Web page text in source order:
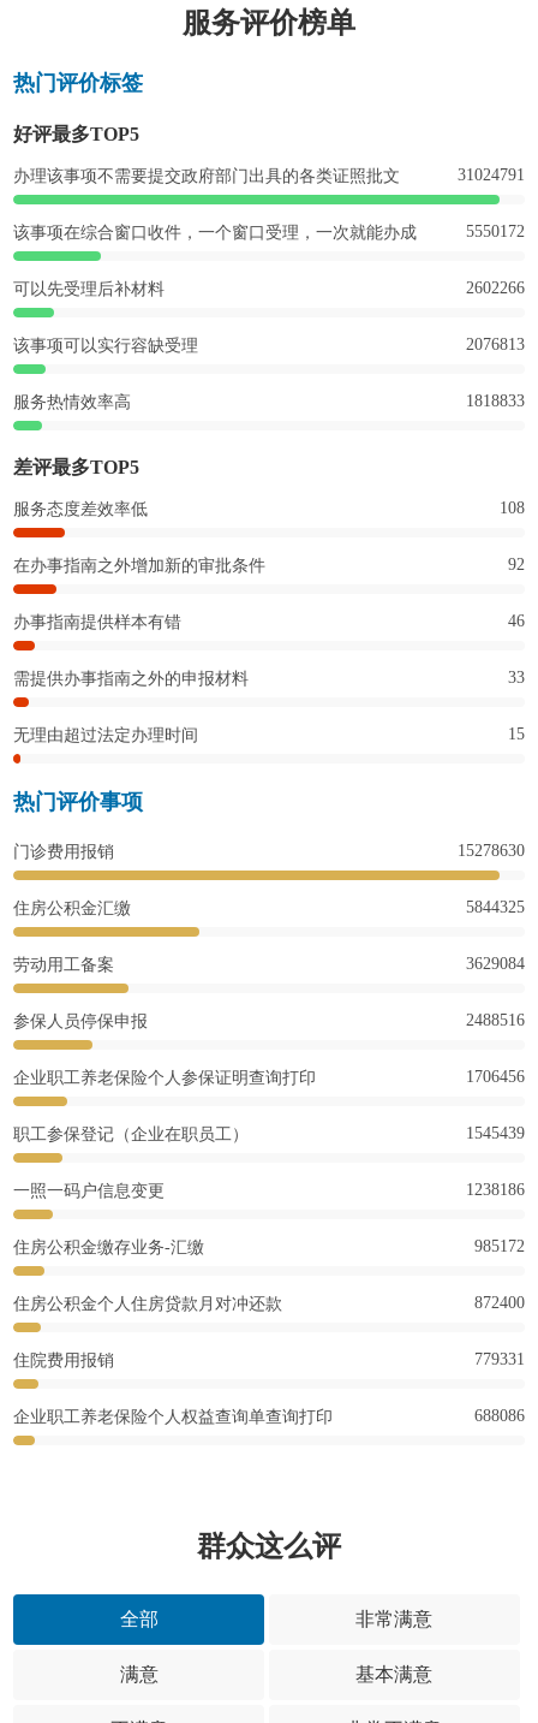
服务评价榜单
热门评价标签
好评最多TOP5
办理该事项不需要提交政府部门出具的各类证照批文 31024791
该事项在综合窗口收件，一个窗口受理，一次就能办成 5550172
可以先受理后补材料 2602266
该事项可以实行容缺受理 2076813
服务热情效率高 1818833
差评最多TOP5
服务态度差效率低 108
在办事指南之外增加新的审批条件 92
办事指南提供样本有错 46
需提供办事指南之外的申报材料 33
无理由超过法定办理时间 15
热门评价事项
门诊费用报销 15278630
住房公积金汇缴 5844325
劳动用工备案 3629084
参保人员停保申报 2488516
企业职工养老保险个人参保证明查询打印 1706456
职工参保登记（企业在职员工） 1545439
一照一码户信息变更 1238186
住房公积金缴存业务-汇缴 985172
住房公积金个人住房贷款月对冲还款 872400
住院费用报销 779331
企业职工养老保险个人权益查询单查询打印 688086
群众这么评
全部 非常满意
满意 基本满意